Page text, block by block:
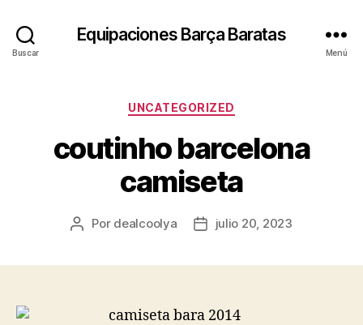
Buscar
Equipaciones Barça Baratas
Menú
Categorías
UNCATEGORIZED
coutinho barcelona
camiseta
Autor
Por dealcoolya
Fechajulio 20, 2023